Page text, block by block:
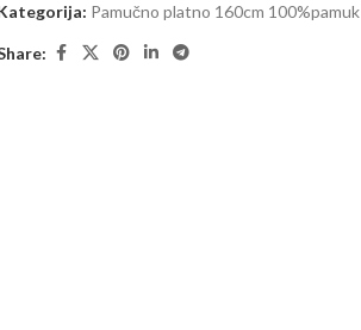
Pamučno platno 160cm 100%pamuk